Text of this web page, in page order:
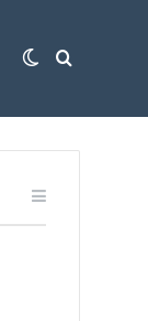
Arama
Dış